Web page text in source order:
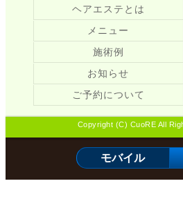
ヘアエステとは
メニュー
施術例
お知らせ
ご予約について
Copyright (C) CuoRE All
モバイル